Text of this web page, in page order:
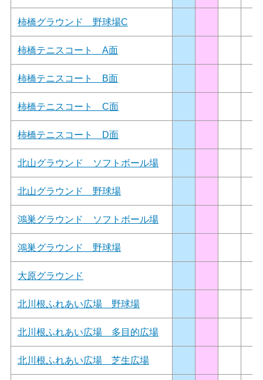
柿橋グラウンド 野球場C
柿橋テニスコート A面
柿橋テニスコート B面
柿橋テニスコート C面
柿橋テニスコート D面
北山グラウンド ソフトボール場
北山グラウンド 野球場
鴻巣グラウンド ソフトボール場
鴻巣グラウンド 野球場
大原グラウンド
北川根ふれあい広場 野球場
北川根ふれあい広場 多目的広場
北川根ふれあい広場 芝生広場